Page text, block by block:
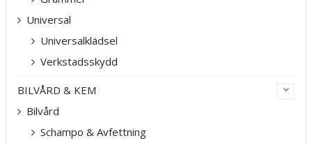
Universal
Universalklädsel
Verkstadsskydd
BILVÅRD & KEM
Bilvård
Schampo & Avfettning